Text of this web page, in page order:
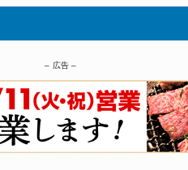
– 広告 –